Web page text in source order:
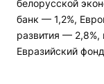
белорусской
банк — 1,2%,
развития — 2,8%,
Евразийский